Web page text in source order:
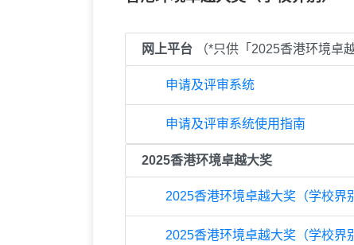
网上平台 （*只供「2025香港环境卓
申请及评审系统
申请及评审系统使用指南
2025香港环境卓越大奖
2025香港环境卓越大奖（学校界
2025香港环境卓越大奖（学校界